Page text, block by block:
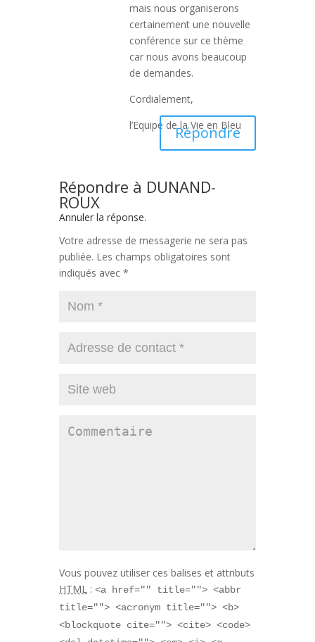
mais nous organiserons
certainement une nouvelle
conférence sur ce thème
car nous avons beaucoup
de demandes.
Cordialement,
l’Equipe de la Vie en Bleu
Répondre
Répondre à DUNAND-
ROUX
Annuler la réponse.
Votre adresse de messagerie ne sera pas
publiée. Les champs obligatoires sont
indiqués avec *
Vous pouvez utiliser ces balises et attributs
HTML : <a href="" title=""> <abbr
title=""> <acronym title=""> <b>
<blockquote cite=""> <cite> <code>